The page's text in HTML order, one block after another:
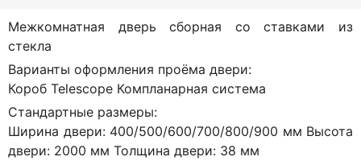
Межкомнатная дверь сборная со ставками из
стекла
Варианты оформления проёма двери:
Короб Telescope Компланарная система
Стандартные размеры:
Ширина двери: 400/500/600/700/800/900 мм Высота
двери: 2000 мм Толщина двери: 38 мм